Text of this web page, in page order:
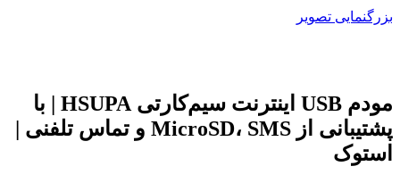
بزرگنمایی تصویر
مودم USB اینترنت سیم‌کارتی HSUPA | با
پشتیبانی از MicroSD، SMS و تماس تلفنی |
استوک